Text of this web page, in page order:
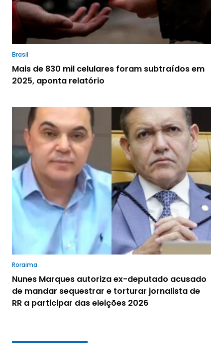
Brasil
Mais de 830 mil celulares foram subtraídos em
2025, aponta relatório
Roraima
Nunes Marques autoriza ex-deputado acusado
de mandar sequestrar e torturar jornalista de
RR a participar das eleições 2026